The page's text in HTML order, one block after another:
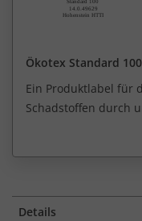
Ökotex Standard 100
Ein Produktlabel für
Schadstoffen durch
Details